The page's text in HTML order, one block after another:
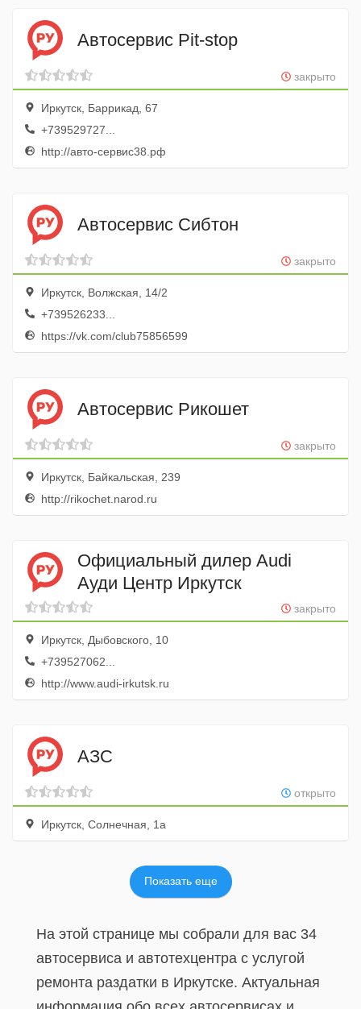
Автосервис Pit-stop
закрыто
Иркутск, Баррикад, 67
+739529727...
http://авто-сервис38.рф
Автосервис Сибтон
закрыто
Иркутск, Волжская, 14/2
+739526233...
https://vk.com/club75856599
Автосервис Рикошет
закрыто
Иркутск, Байкальская, 239
http://rikochet.narod.ru
Официальный дилер Audi
Ауди Центр Иркутск
закрыто
Иркутск, Дыбовского, 10
+739527062...
http://www.audi-irkutsk.ru
АЗС
открыто
Иркутск, Солнечная, 1а
Показать еще
На этой странице мы собрали для вас 34
автосервиса и автотехцентра с услугой
ремонта раздатки в Иркутске. Актуальная